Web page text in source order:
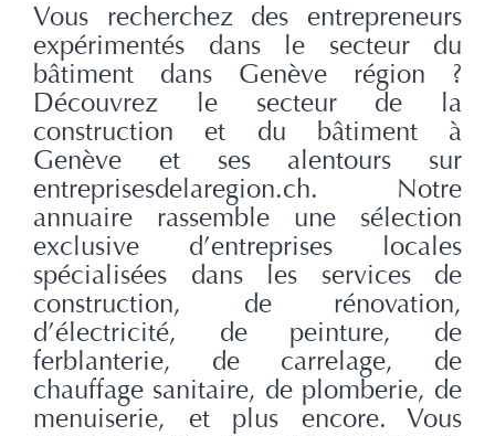
Vous recherchez des entrepreneurs
expérimentés dans le secteur du
bâtiment dans Genève région ?
Découvrez le secteur de la
construction et du bâtiment à
Genève et ses alentours sur
entreprisesdelaregion.ch. Notre
annuaire rassemble une sélection
exclusive d’entreprises locales
spécialisées dans les services de
construction, de rénovation,
d’électricité, de peinture, de
ferblanterie, de carrelage, de
chauffage sanitaire, de plomberie, de
menuiserie, et plus encore. Vous